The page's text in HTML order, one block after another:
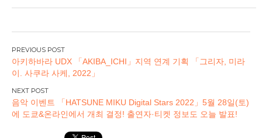
글
탐
색
아키하바라 UDX 「AKIBA_ICHI」지역 연계 기획 「그리자, 미라
이. 사쿠라 사케, 2022」
음악 이벤트 「HATSUNE MIKU Digital Stars 2022」5월 28일(토)
에 도쿄&온라인에서 개최 결정! 출연자·티켓 정보도 오늘 발표!